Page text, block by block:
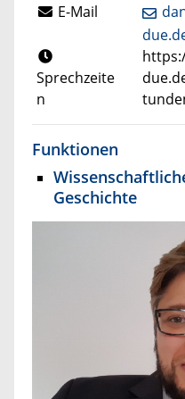
E-Mail
Sprechzeite
n
Funktionen
Geschichte